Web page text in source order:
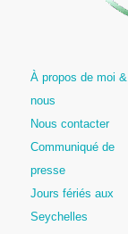
À propos de moi &
nous
Nous contacter
Communiqué de
presse
Jours fériés aux
Seychelles